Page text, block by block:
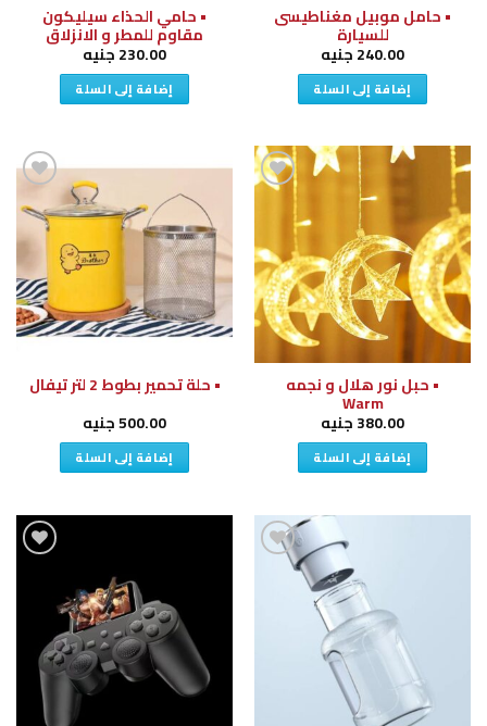
• حامل موبيل مغناطيسى
للسيارة
240.00جنيه
إضافة إلى السلة
• حامي الحذاء سيليكون
مقاوم للمطر و الانزلاق
230.00جنيه
إضافة إلى السلة
الرغبات
• حبل نور هلال و نجمه
Warm
380.00جنيه
إضافة إلى السلة
إضافة
إلى
قائمة
الرغبات
• حلة تحمير بطوط 2 لتر تيفال
500.00جنيه
إضافة إلى السلة